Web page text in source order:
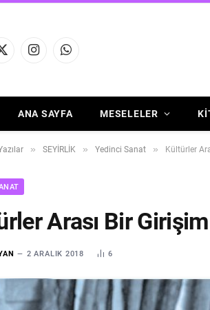
X
InstagramWhatsApp
ANA SAYFA MESELELER
» SEYİRLİK » Yedinci Sanat » Kültürler
Arası Bir
2 ARALIK 2018 6